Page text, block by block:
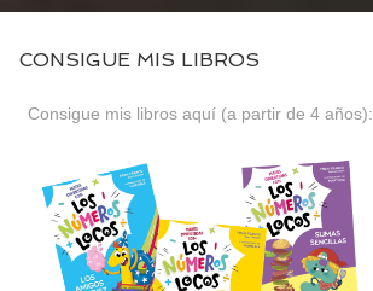
CONSIGUE MIS LIBROS
Consigue mis libros aquí (a partir de 4 años):